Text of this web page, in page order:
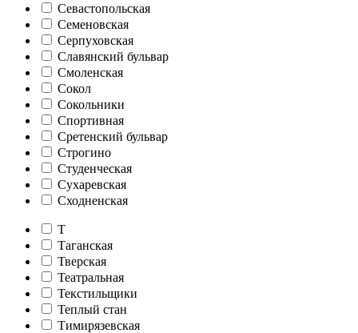
Севастопольская
Семеновская
Серпуховская
Славянский бульвар
Смоленская
Сокол
Сокольники
Спортивная
Сретенский бульвар
Строгино
Студенческая
Сухаревская
Сходненская
Т
Таганская
Тверская
Театральная
Текстильщики
Теплый стан
Тимирязевская